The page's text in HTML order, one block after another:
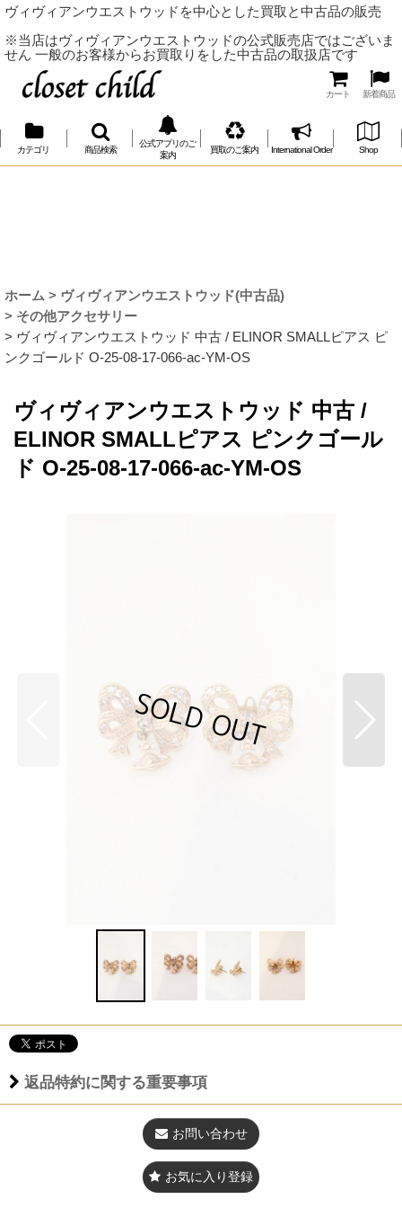
ヴィヴィアンウエストウッドを中心とした買取と中古品の販売
※当店はヴィヴィアンウエストウッドの公式販売店ではございま
せん 一般のお客様からお買取りをした中古品の取扱店です
カート 新着商品
カテゴリ 商品検索
公式アプリのご
案内
買取のご案内 International Order Shop
ホーム > ヴィヴィアンウエストウッド(中古品)
> その他アクセサリー
> ヴィヴィアンウエストウッド 中古 / ELINOR SMALLピアス ピ
ンクゴールド O-25-08-17-066-ac-YM-OS
ヴィヴィアンウエストウッド 中古 /
ELINOR SMALLピアス ピンクゴール
ド O-25-08-17-066-ac-YM-OS
返品特約に関する重要事項
お問い合わせ
お気に入り登録